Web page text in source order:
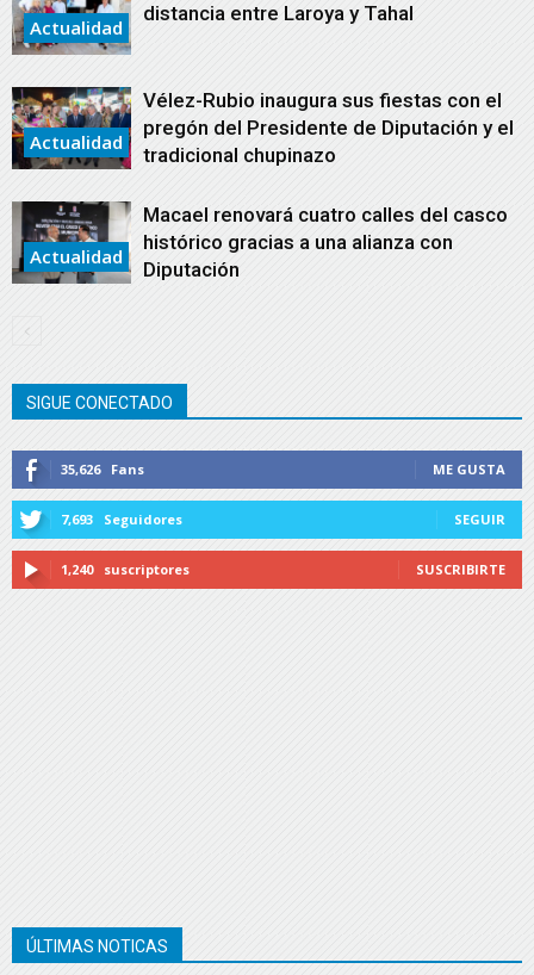
Actualidad
distancia entre Laroya y Tahal
Actualidad
Vélez-Rubio inaugura sus fiestas con el
pregón del Presidente de Diputación y el
tradicional chupinazo
Actualidad
Macael renovará cuatro calles del casco
histórico gracias a una alianza con
Diputación
SIGUE CONECTADO
35,626 Fans ME GUSTA
7,693 Seguidores SEGUIR
1,240 suscriptores SUSCRIBIRTE
ÚLTIMAS NOTICAS